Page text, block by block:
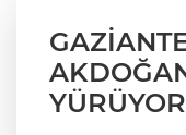
YÜRÜYOR